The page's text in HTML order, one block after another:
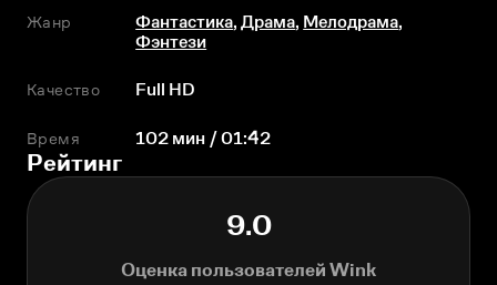
Жанр Фантастика,Драма, Мелодрама,
Фэнтези
Качество Full HD
Время 102 мин / 01:42
Рейтинг
9.0
Оценка пользователей Wink